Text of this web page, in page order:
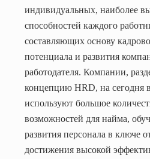
индивидуальных, наиболее
способностей каждого
составляющих основу
потенциала и развития
работодателя. Компании,
концепцию HRD, на сегодня
используют большое
возможностей для найма,
развития персонала в ключе
достижения высокой